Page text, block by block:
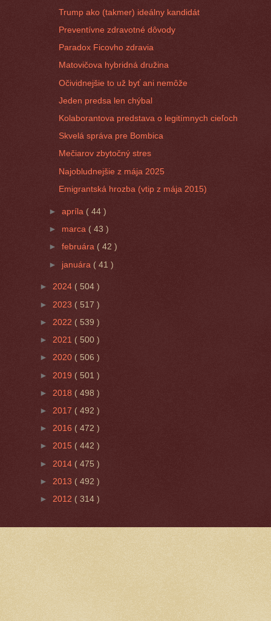
Trump ako (takmer) ideálny kandidát
Preventívne zdravotné dôvody
Paradox Ficovho zdravia
Matovičova hybridná družina
Očividnejšie to už byť ani nemôže
Jeden predsa len chýbal
Kolaborantova predstava o legitímnych cieľoch
Skvelá správa pre Bombica
Mečiarov zbytočný stres
Najobludnejšie z mája 2025
Emigrantská hrozba (vtip z mája 2015)
►apríla ( 44 )
► marca ( 43 )
►februára ( 42 )
► januára( 41 )
► 2024 ( 504 )
► 2023 ( 517 )
► 2022 ( 539 )
► 2021 ( 500 )
► 2020 ( 506 )
► 2019 ( 501 )
► 2018 ( 498 )
► 2017 ( 492 )
► 2016 ( 472 )
► 2015 ( 442 )
► 2014 ( 475 )
► 2013 ( 492 )
► 2012 ( 314 )